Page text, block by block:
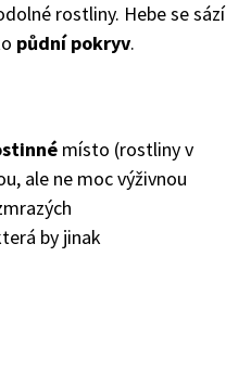
rostliny. Hebe se sází
půdní pokryv.
místo (rostliny v
ale ne moc výživnou
by jinak